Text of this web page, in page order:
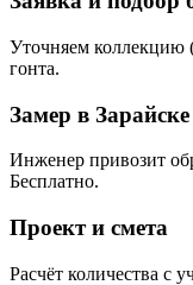
Уточняем коллекцию
гонта.
Замер в Зарайске
Инженер привозит
Бесплатно.
Проект и смета
Расчёт количества с